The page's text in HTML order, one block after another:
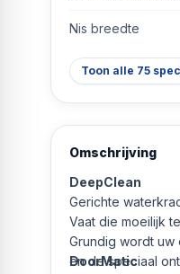
Nis breedte
Toon alle 75
Omschrijving
DeepClean
Gerichte
Vaat die moeilijk
Grundig wordt
en de speciaal
DoorMatic